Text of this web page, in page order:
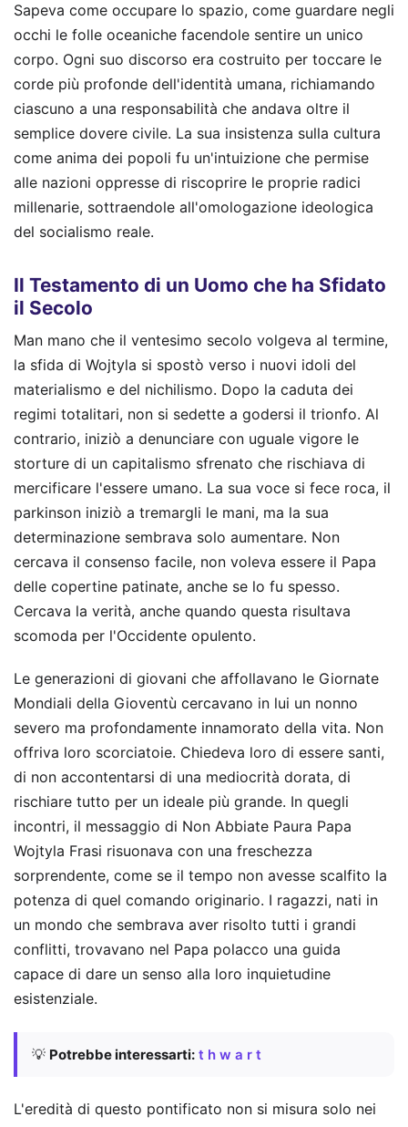
Sapeva come occupare lo spazio, come guardare negli
occhi le folle oceaniche facendole sentire un unico
corpo. Ogni suo discorso era costruito per toccare le
corde più profonde dell'identità umana, richiamando
ciascuno a una responsabilità che andava oltre il
semplice dovere civile. La sua insistenza sulla cultura
come anima dei popoli fu un'intuizione che permise
alle nazioni oppresse di riscoprire le proprie radici
millenarie, sottraendole all'omologazione ideologica
del socialismo reale.
Il Testamento di un Uomo che ha Sfidato
il Secolo
Man mano che il ventesimo secolo volgeva al termine,
la sfida di Wojtyla si spostò verso i nuovi idoli del
materialismo e del nichilismo. Dopo la caduta dei
regimi totalitari, non si sedette a godersi il trionfo. Al
contrario, iniziò a denunciare con uguale vigore le
storture di un capitalismo sfrenato che rischiava di
mercificare l'essere umano. La sua voce si fece roca, il
parkinson iniziò a tremargli le mani, ma la sua
determinazione sembrava solo aumentare. Non
cercava il consenso facile, non voleva essere il Papa
delle copertine patinate, anche se lo fu spesso.
Cercava la verità, anche quando questa risultava
scomoda per l'Occidente opulento.
Le generazioni di giovani che affollavano le Giornate
Mondiali della Gioventù cercavano in lui un nonno
severo ma profondamente innamorato della vita. Non
offriva loro scorciatoie. Chiedeva loro di essere santi,
di non accontentarsi di una mediocrità dorata, di
rischiare tutto per un ideale più grande. In quegli
incontri, il messaggio di Non Abbiate Paura Papa
Wojtyla Frasi risuonava con una freschezza
sorprendente, come se il tempo non avesse scalfito la
potenza di quel comando originario. I ragazzi, nati in
un mondo che sembrava aver risolto tutti i grandi
conflitti, trovavano nel Papa polacco una guida
capace di dare un senso alla loro inquietudine
esistenziale.
💡 Potrebbe interessarti: t h w a r t
L'eredità di questo pontificato non si misura solo nei